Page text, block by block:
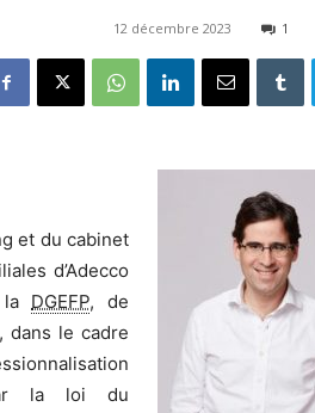
12 décembre 2023 1
et du cabinet
d’Adecco
DGEFP, de
dans le cadre
la loi du